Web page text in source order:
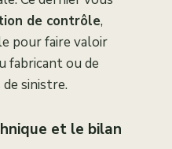
de contrôle,
pour faire valoir
fabricant ou de
sinistre.
et le bilan